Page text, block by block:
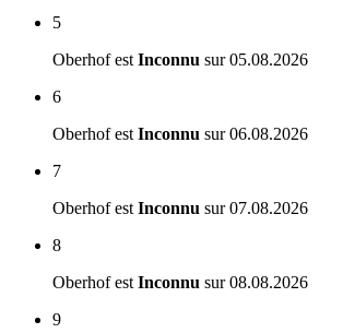
5
Oberhof est Inconnu sur05.08.2026
6
Oberhof est Inconnu sur06.08.2026
7
Oberhof est Inconnu sur07.08.2026
8
Oberhof est Inconnu sur08.08.2026
9